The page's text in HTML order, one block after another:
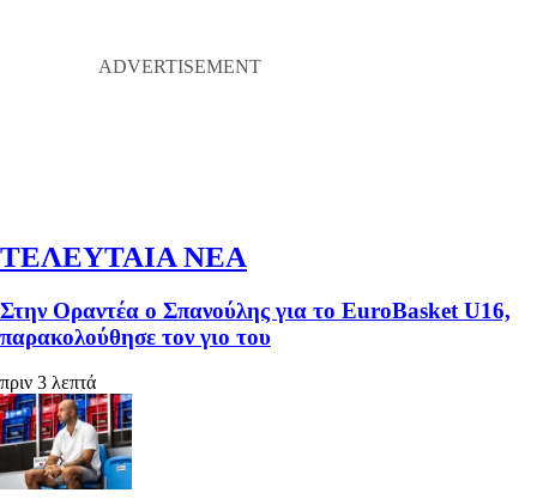
ΤΕΛΕΥΤΑΙΑ ΝΕΑ
Στην Οραντέα ο Σπανούλης για το EuroBasket U16,
παρακολούθησε τον γιο του
πριν 3 λεπτά